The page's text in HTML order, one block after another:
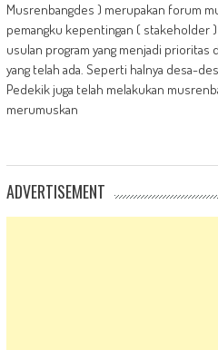
Musrenbangdes ) merupakan forum
pemangku kepentingan ( stakeholder
usulan program yang menjadi prioritas
yang telah ada. Seperti halnya desa-
Pedekik juga telah melakukan
merumuskan
ADVERTISEMENT